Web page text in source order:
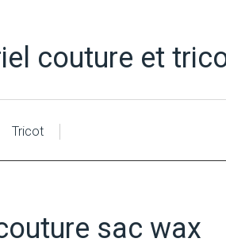
couture et
Tricot
sac wax